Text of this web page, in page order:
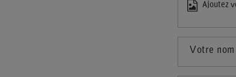
Ajoutez
Votre nom